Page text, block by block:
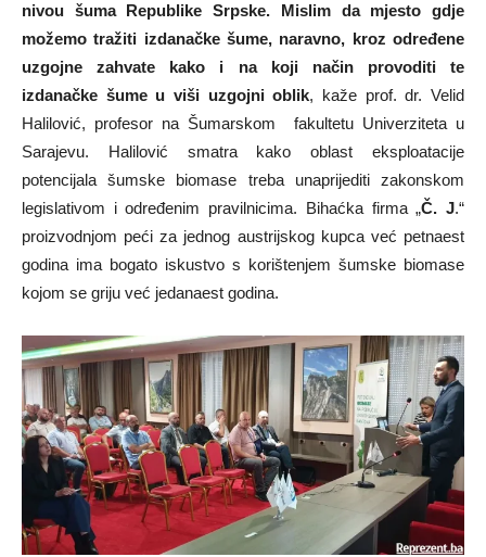
nivou šuma Republike Srpske. Mislim da mjesto gdje
možemo tražiti izdanačke šume, naravno, kroz određene
uzgojne zahvate kako i na koji način provoditi te
izdanačke šume u viši uzgojni oblik, kaže prof. dr. Velid
Halilović, profesor na Šumarskom fakultetu Univerziteta u
Sarajevu. Halilović smatra kako oblast eksploatacije
potencijala šumske biomase treba unaprijediti zakonskom
legislativom i određenim pravilnicima. Bihaćka firma „Č. J.“
proizvodnjom peći za jednog austrijskog kupca već petnaest
godina ima bogato iskustvo s korištenjem šumske biomase
kojom se griju već jedanaest godina.